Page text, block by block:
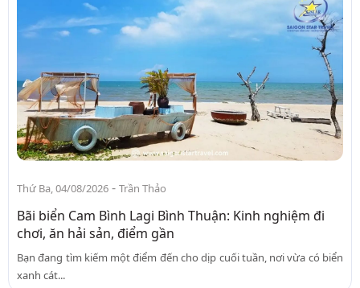
Thứ Ba, 04/08/2026 - Trần Thảo
Bãi biển Cam Bình Lagi Bình Thuận: Kinh nghiệm đi
chơi, ăn hải sản, điểm gần
Bạn đang tìm kiếm một điểm đến cho dịp cuối tuần, nơi vừa có biển
xanh cát...